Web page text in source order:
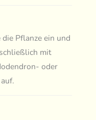
die Pflanze ein und
mit
oder